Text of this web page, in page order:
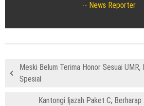
News Reporter
Meski Belum Terima Honor Sesuai
Spesial
Kantongi Ijazah Paket C,